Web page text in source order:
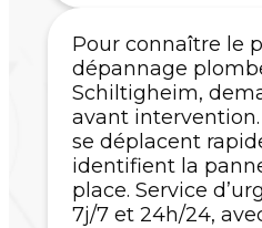
Pour connaître le
dépannage
Schiltigheim,
avant
se déplacent
identifient la
place. Service
7j/7 et 24h/24,